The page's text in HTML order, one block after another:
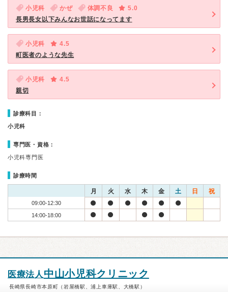
小児科 かぜ 体調不良
5.0
長男長女以下みんなお世話になってます
小児科
4.5
町医者のような先生
小児科
4.5
親切
診療科目：
小児科
専門医・資格：
小児科専門医
診療時間
月 火 水 木 金 土 日 祝
09:00-12:30
14:00-18:00
医療法人中山小児科クリニック
長崎県長崎市本原町（岩屋橋駅、浦上車庫駅、大橋駅）